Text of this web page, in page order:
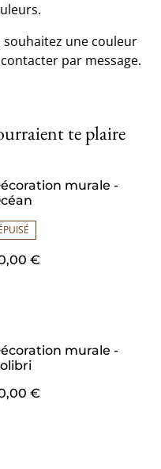
souhaitez une couleur
par message.
te plaire
murale -
€
murale -
€